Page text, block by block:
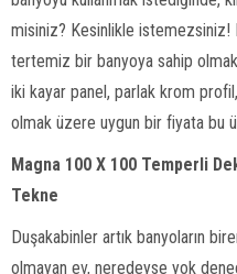
misiniz? Kesinlikle istemezsiniz!
tertemiz bir banyoya sahip
iki kayar panel, parlak krom
olmak üzere uygun bir fiyata bu
Magna 100 X 100 Temperli
Tekne
Duşakabinler artık banyoların
olmayan ev, neredeyse yok